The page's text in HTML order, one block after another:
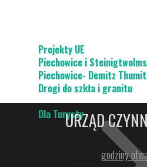
Projekty UE
Piechowice i
Piechowice- Demitz
Drogi do szkła i granitu
Dla TurystyURZĄD
godziny